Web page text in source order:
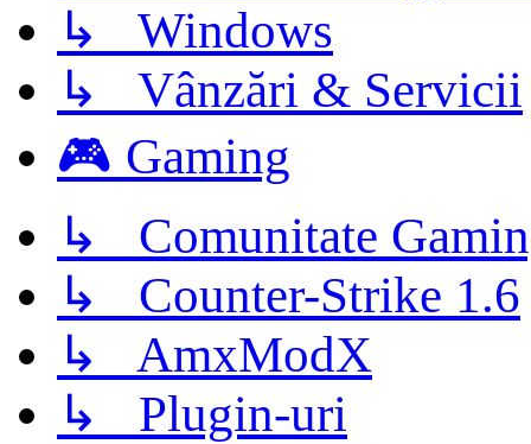
↳ Windows
↳ Vânzări & Servicii
🎮 Gaming
↳ Comunitate
↳ Counter-Strike 1.6
↳ AmxModX
↳ Plugin-uri